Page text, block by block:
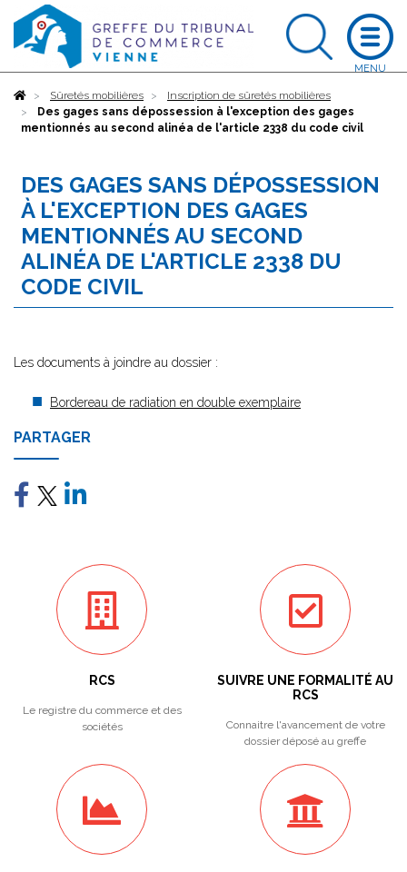
AccueilSûretés mobilières
Inscription de sûretés mobilières
Des gages sans dépossession à l'exception des gages
mentionnés au second alinéa de l'article 2338 du code civil
DES GAGES SANS DÉPOSSESSION
À L'EXCEPTION DES GAGES
MENTIONNÉS AU SECOND
ALINÉA DE L'ARTICLE 2338 DU
CODE CIVIL
Les documents à joindre au dossier :
Bordereau de radiation en double exemplaire
PARTAGER
RCS
Le registre du commerce et des
sociétés
SUIVRE UNE FORMALITÉ AU
RCS
Connaitre l'avancement de votre
dossier déposé au greffe